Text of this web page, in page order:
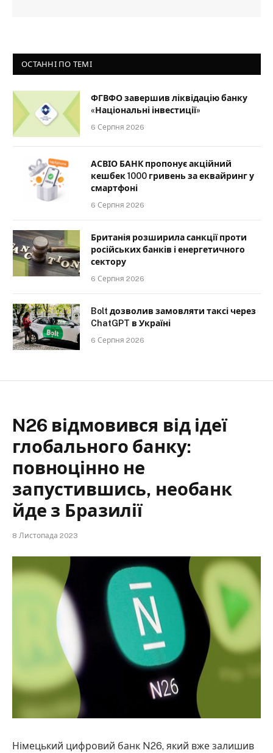
ОСТАННІ ПО ТЕМІ
ФГВФО завершив ліквідацію банку
«Національні інвестиції»
6 Серпня 2026
АСВІО БАНК пропонує акційний
кешбек 1000 гривень за еквайринг у
смартфоні
6 Серпня 2026
Британія розширила санкції проти
російських банків і енергетичного
сектору
6 Серпня 2026
Bolt дозволив замовляти таксі через
ChatGPT в Україні
6 Серпня 2026
N26 відмовився від ідеї
глобального банку:
повноцінно не
запустившись, необанк
йде з Бразилії
8 Листопада 2023
Німецький цифровий банк N26, який вже залишив